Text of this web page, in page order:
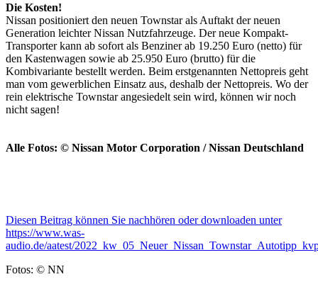
Die Kosten!
Nissan positioniert den neuen Townstar als Auftakt der neuen
Generation leichter Nissan Nutzfahrzeuge. Der neue Kompakt-
Transporter kann ab sofort als Benziner ab 19.250 Euro (netto) für
den Kastenwagen sowie ab 25.950 Euro (brutto) für die
Kombivariante bestellt werden. Beim erstgenannten Nettopreis geht
man vom gewerblichen Einsatz aus, deshalb der Nettopreis. Wo der
rein elektrische Townstar angesiedelt sein wird, können wir noch
nicht sagen!
Alle Fotos: © Nissan Motor Corporation / Nissan Deutschland
Diesen Beitrag können Sie nachhören oder downloaden unter
https://www.was-
audio.de/aatest/
Fotos: © NN